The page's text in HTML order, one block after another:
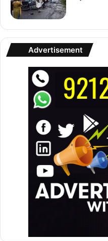
Advertisement